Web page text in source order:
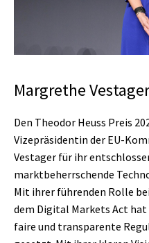
Urkundentexte
Margrethe Vestager
Den Theodor Heuss Preis
Vizepräsidentin der EU-
Vestager für ihr
marktbeherrschende
Mit ihrer führenden Rolle
dem Digital Markets Act
faire und transparente